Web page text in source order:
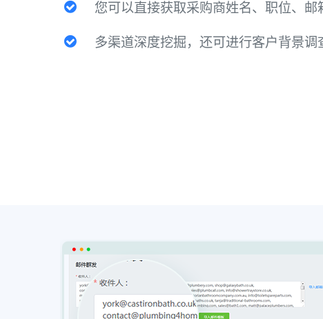
您可以直接获取采购商姓名、职位、
多渠道深度挖掘，还可进行客户背景调